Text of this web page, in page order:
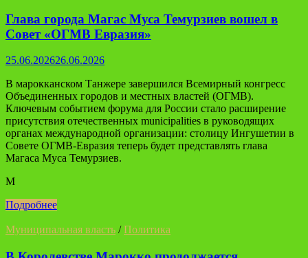
Глава города Магас Муса Темурзиев вошел в
Совет «ОГМВ Евразия»
25.06.202626.06.2026
В марокканском Танжере завершился Всемирный конгресс
Объединенных городов и местных властей (ОГМВ).
Ключевым событием форума для России стало расширение
присутствия отечественных municipalities в руководящих
органах международной организации: столицу Ингушетии в
Совете ОГМВ-Евразия теперь будет представлять глава
Магаса Муса Темурзиев.
М
Подробнее
Муниципальная власть /Политика